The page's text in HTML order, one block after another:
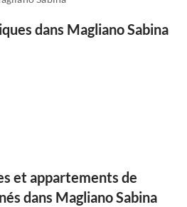
dans Magliano Sabina
et appartements de
dans Magliano Sabina